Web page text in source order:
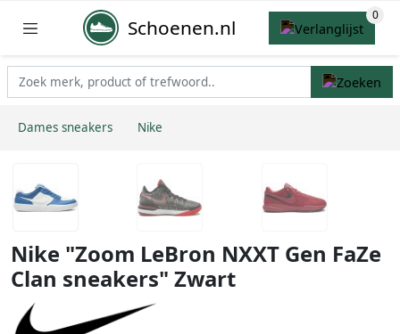
Schoenen.nl
Dames sneakers Nike
Nike "Zoom LeBron NXXT Gen FaZe
Clan sneakers" Zwart